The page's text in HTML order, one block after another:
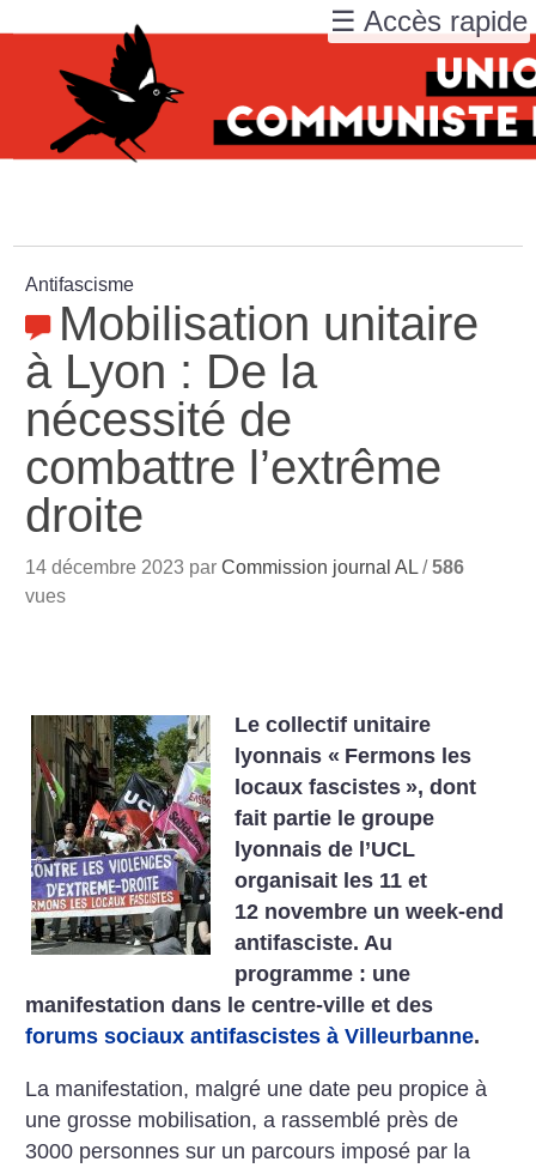
Antifascisme
Mobilisation unitaire
à Lyon : De la
nécessité de
combattre l’extrême
droite
14 décembre 2023 parCommission journal AL /586
vues
Le collectif unitaire
lyonnais « Fermons les
locaux fascistes », dont
fait partie le groupe
lyonnais de l’UCL
organisait les 11 et
12 novembre un week-end
antifasciste. Au
programme : une
manifestation dans le centre-ville et des
forums sociaux antifascistes à Villeurbanne.
La manifestation, malgré une date peu propice à
une grosse mobilisation, a rassemblé près de
3000 personnes sur un parcours imposé par la
☰ Accès rapide